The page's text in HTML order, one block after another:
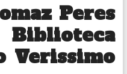
Peres
Verissimo